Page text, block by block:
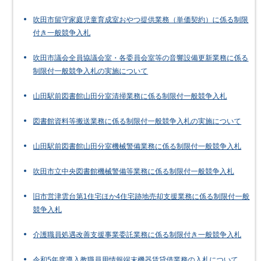
吹田市留守家庭児童育成室おやつ提供業務（単価契約）に係る制限
付き一般競争入札
吹田市議会全員協議会室・各委員会室等の音響設備更新業務に係る
制限付一般競争入札の実施について
山田駅前図書館山田分室清掃業務に係る制限付一般競争入札
図書館資料等搬送業務に係る制限付一般競争入札の実施について
山田駅前図書館山田分室機械警備業務に係る制限付一般競争入札
吹田市立中央図書館機械警備等業務に係る制限付一般競争入札
旧市営津雲台第1住宅ほか4住宅跡地売却支援業務に係る制限付一般
競争入札
介護職員処遇改善支援事業委託業務に係る制限付き一般競争入札